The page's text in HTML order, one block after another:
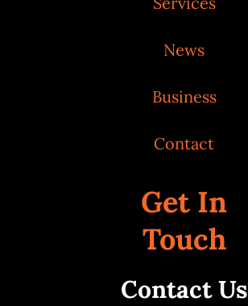
News
Business
Contact
Get In
Touch
Contact Us